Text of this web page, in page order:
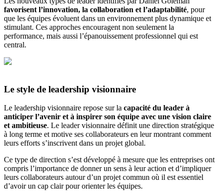
favorisent l’innovation, la collaboration et l’adaptabilité, pour
que les équipes évoluent dans un environnement plus dynamique et
stimulant. Ces approches encouragent non seulement la
performance, mais aussi l’épanouissement professionnel qui est
central.
Le style de leadership visionnaire
Le leadership visionnaire repose sur la capacité du leader à
anticiper l’avenir et à inspirer son équipe avec une vision claire
et ambitieuse. Le leader visionnaire définit une direction stratégique
à long terme et motive ses collaborateurs en leur montrant comment
leurs efforts s’inscrivent dans un projet global.
Ce type de direction s’est développé à mesure que les entreprises ont
compris l’importance de donner un sens à leur action et d’impliquer
leurs collaborateurs autour d’un projet commun où il est essentiel
d’avoir un cap clair pour orienter les équipes.